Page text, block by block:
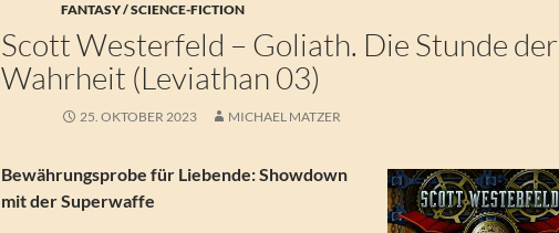
FANTASY / SCIENCE-FICTION
Scott Westerfeld – Goliath. Die Stunde der
Wahrheit (Leviathan 03)
25. OKTOBER 2023 MICHAEL MATZER
Bewährungsprobe für Liebende: Showdown
mit der Superwaffe